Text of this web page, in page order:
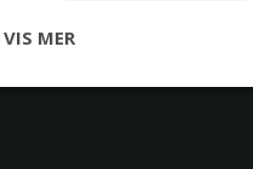
VIS MER